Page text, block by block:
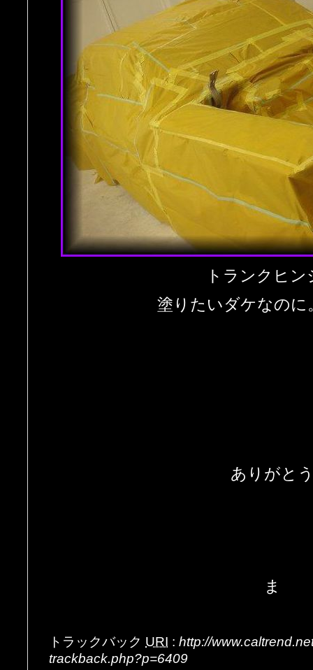
トランクヒ
塗りたいダケなのに
ありがと
ま
トラックバック URI : http://
trackback.php?p=6409